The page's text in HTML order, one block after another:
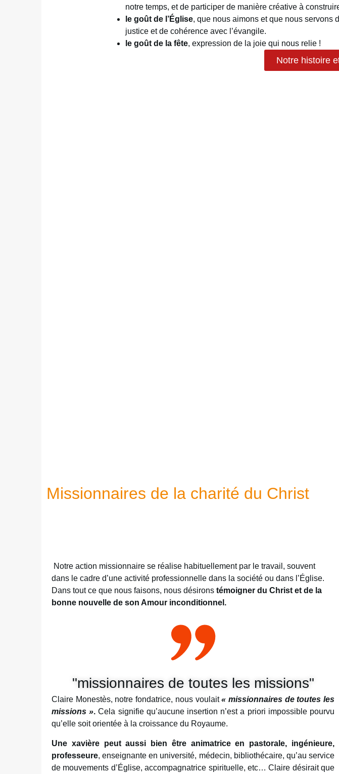
notre temps, et de participer de manière créative à
le goût de l’Église, que nous aimons et que nous
justice et de cohérence avec l’évangile.
le goût de la fête, expression de la joie qui nous relie !
Notre histoire
Missionnaires de la charité du Christ
Notre action missionnaire se réalise habituellement par le travail, souvent
dans le cadre d’une activité professionnelle dans la société ou dans l’Église.
Dans tout ce que nous faisons, nous désirons témoigner du Christ et de la
bonne nouvelle de son Amour inconditionnel.
"missionnaires de toutes les missions"
Claire Monestès, notre fondatrice, nous voulait« missionnaires de toutes les
missions ». Cela signifie qu’aucune insertion n’est a priori impossible pourvu
qu’elle soit orientée à la croissance du Royaume.
Une xavière peut aussi bien être animatrice en pastorale, ingénieure,
professeure, enseignante en université, médecin, bibliothécaire, qu’au service
de mouvements d’Église, accompagnatrice spirituelle, etc… Claire désirait que